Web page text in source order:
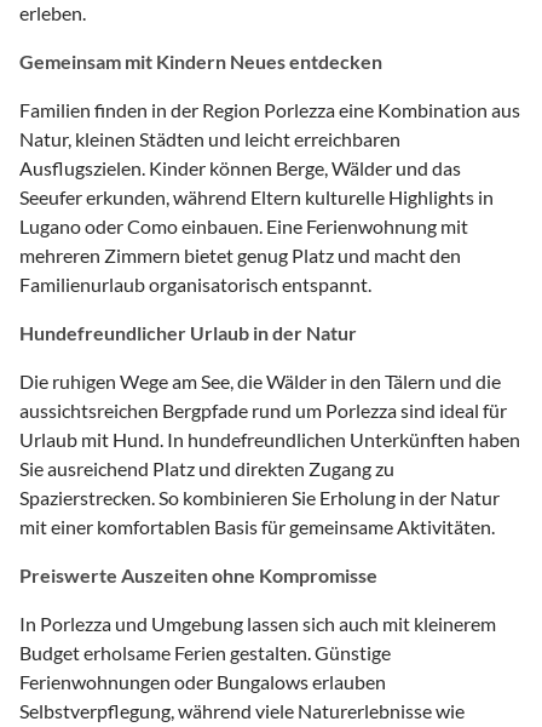
erleben.
Gemeinsam mit Kindern Neues entdecken
Familien finden in der Region Porlezza eine Kombination aus
Natur, kleinen Städten und leicht erreichbaren
Ausflugszielen. Kinder können Berge, Wälder und das
Seeufer erkunden, während Eltern kulturelle Highlights in
Lugano oder Como einbauen. Eine Ferienwohnung mit
mehreren Zimmern bietet genug Platz und macht den
Familienurlaub organisatorisch entspannt.
Hundefreundlicher Urlaub in der Natur
Die ruhigen Wege am See, die Wälder in den Tälern und die
aussichtsreichen Bergpfade rund um Porlezza sind ideal für
Urlaub mit Hund. In hundefreundlichen Unterkünften haben
Sie ausreichend Platz und direkten Zugang zu
Spazierstrecken. So kombinieren Sie Erholung in der Natur
mit einer komfortablen Basis für gemeinsame Aktivitäten.
Preiswerte Auszeiten ohne Kompromisse
In Porlezza und Umgebung lassen sich auch mit kleinerem
Budget erholsame Ferien gestalten. Günstige
Ferienwohnungen oder Bungalows erlauben
Selbstverpflegung, während viele Naturerlebnisse wie